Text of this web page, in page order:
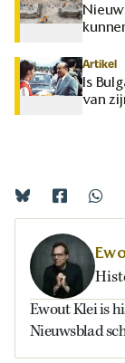
Artikel
Is
van
Ewout Klei is
Nieuwsblad